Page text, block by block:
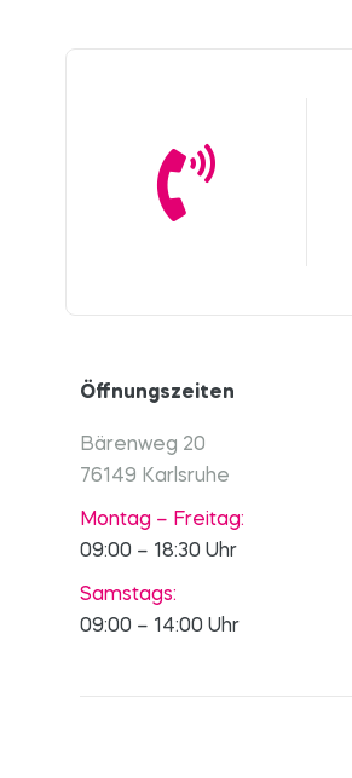
Öffnungszeiten
Bärenweg 20
76149 Karlsruhe
Montag – Freitag:
09:00 – 18:30 Uhr
Samstags:
09:00 – 14:00 Uhr